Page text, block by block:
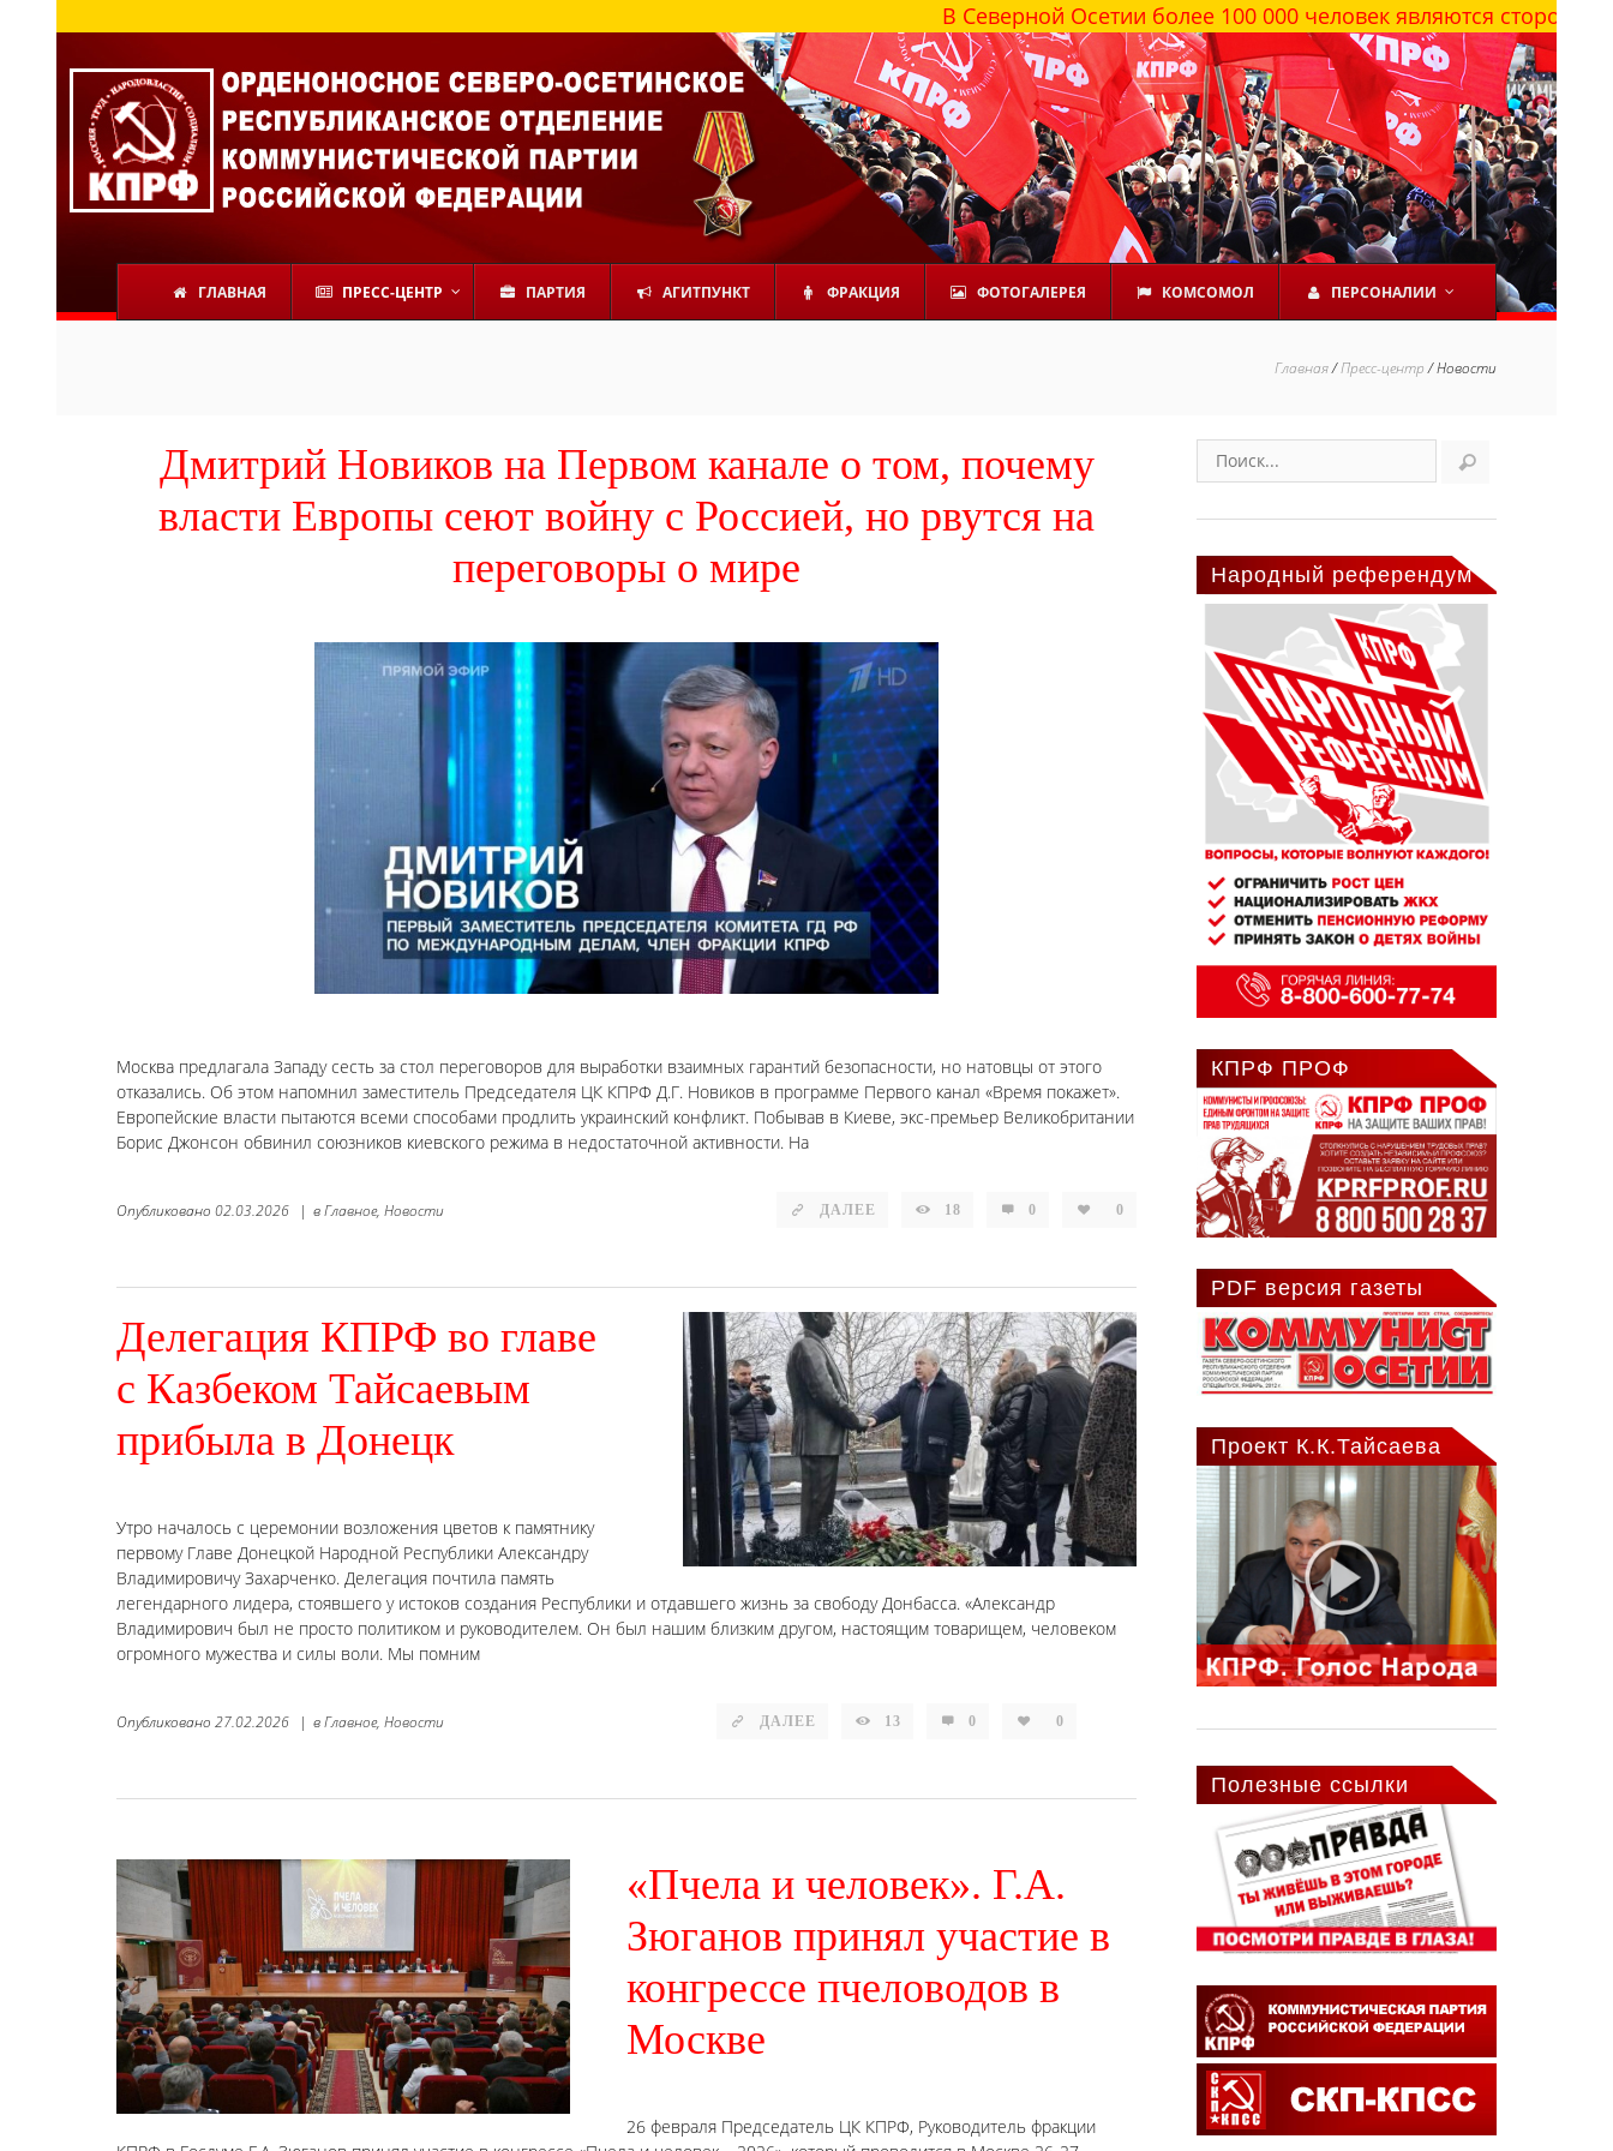
В Северной Осетии более 100 000 человек являются сторонниками КПРФ
ГЛАВНАЯ ПРЕСС-ЦЕНТР ПАРТИЯ АГИТПУНКТ ФРАКЦИЯ ФОТОГАЛЕРЕЯ КОМСОМОЛ ПЕРСОНАЛИИ
Главная/Пресс-центр/Новости
Дмитрий Новиков на Первом канале о том, почему
власти Европы сеют войну с Россией, но рвутся на
переговоры о мире
Москва предлагала Западу сесть за стол переговоров для выработки взаимных гарантий безопасности, но натовцы от этого
отказались. Об этом напомнил заместитель Председателя ЦК КПРФ Д.Г. Новиков в программе Первого канал «Время покажет».
Европейские власти пытаются всеми способами продлить украинский конфликт. Побывав в Киеве, экс-премьер Великобритании
Борис Джонсон обвинил союзников киевского режима в недостаточной активности. На
ДАЛЕЕ 18 0 0
Опубликовано 02.03.2026 | вГлавное, Новости
Делегация КПРФ во главе
с Казбеком Тайсаевым
прибыла в Донецк
Утро началось с церемонии возложения цветов к памятнику
первому Главе Донецкой Народной Республики Александру
Владимировичу Захарченко. Делегация почтила память
легендарного лидера, стоявшего у истоков создания Республики и отдавшего жизнь за свободу Донбасса. «Александр
Владимирович был не просто политиком и руководителем. Он был нашим близким другом, настоящим товарищем, человеком
огромного мужества и силы воли. Мы помним
ДАЛЕЕ 13 0 0
Опубликовано 27.02.2026 | вГлавное, Новости
«Пчела и человек». Г.А.
Зюганов принял участие в
конгрессе пчеловодов в
Москве
26 февраля Председатель ЦК КПРФ, Руководитель фракции
Народный референдум
КПРФ ПРОФ
PDF версия газеты
Проект К.К.Тайсаева
Полезные ссылки